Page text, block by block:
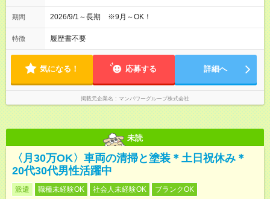
期間 2026/9/1～長期 ※9月～OK！
特徴 履歴書不要
気になる！ 応募する 詳細へ
掲載元企業名 マンパワーグループ株式会社
未読
〈月30万OK〉車両の清掃と塗装＊土日祝休み＊
20代30代男性活躍中
派遣 職種未経験OK 社会人未経験OK ブランクOK